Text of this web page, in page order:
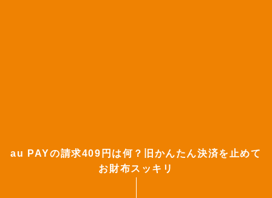
au PAYの請求409円は何？旧かんたん決済を止めて
お財布スッキリ